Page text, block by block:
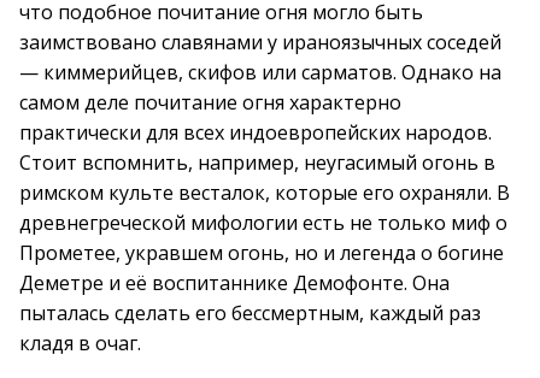
что подобное почитание огня могло быть
заимствовано славянами у ираноязычных соседей
— киммерийцев, скифов или сарматов. Однако на
самом деле почитание огня характерно
практически для всех индоевропейских народов.
Стоит вспомнить, например, неугасимый огонь в
римском культе весталок, которые его охраняли. В
древнегреческой мифологии есть не только миф о
Прометее, укравшем огонь, но и легенда о богине
Деметре и её воспитаннике Демофонте. Она
пыталась сделать его бессмертным, каждый раз
кладя в очаг.